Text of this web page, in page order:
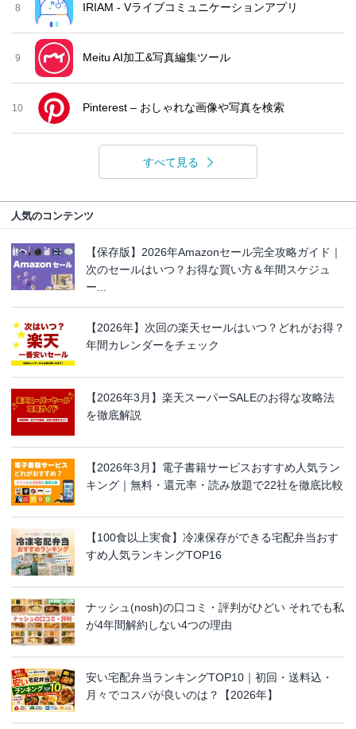
8 IRIAM - Vライブコミュニケーションアプリ
9 Meitu AI加工&写真編集ツール
10 Pinterest – おしゃれな画像や写真を検索
すべて見る
人気のコンテンツ
【保存版】2026年Amazonセール完全攻略ガイド｜
次のセールはいつ？お得な買い方＆年間スケジュ
ー...
【2026年】次回の楽天セールはいつ？どれがお得？
年間カレンダーをチェック
【2026年3月】楽天スーパーSALEのお得な攻略法
を徹底解説
【2026年3月】電子書籍サービスおすすめ人気ラン
キング｜無料・還元率・読み放題で22社を徹底比較
【100食以上実食】冷凍保存ができる宅配弁当おす
すめ人気ランキングTOP16
ナッシュ(nosh)の口コミ・評判がひどい それでも私
が4年間解約しない4つの理由
安い宅配弁当ランキングTOP10｜初回・送料込・
月々でコスパが良いのは？【2026年】